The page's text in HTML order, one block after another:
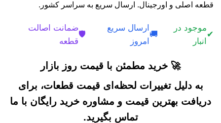
قطعه اصلی و اورجینال. ارسال سریع به سراسر کشور.
✔
موجود در
انبار
🚚
ارسال سریع
امروز
🛡️
ضمانت اصالت
قطعه
🚀 خرید مطمئن با قیمت روز بازار
به دلیل تغییرات لحظه‌ای قیمت قطعات، برای
دریافت بهترین قیمت و مشاوره خرید رایگان با ما
تماس بگیرید.